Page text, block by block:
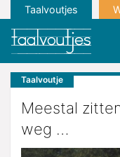
Taalvoutjes
Taalvoutje
Meestal
weg …